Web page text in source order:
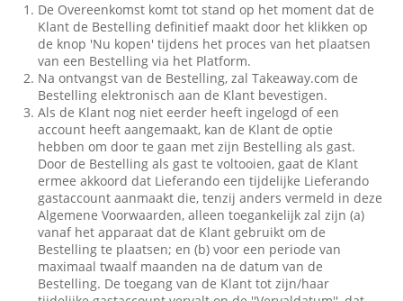
De Overeenkomst komt tot stand op het moment dat de
Klant de Bestelling definitief maakt door het klikken op
de knop 'Nu kopen' tijdens het proces van het plaatsen
van een Bestelling via het Platform.
Na ontvangst van de Bestelling, zal Takeaway.com de
Bestelling elektronisch aan de Klant bevestigen.
Als de Klant nog niet eerder heeft ingelogd of een
account heeft aangemaakt, kan de Klant de optie
hebben om door te gaan met zijn Bestelling als gast.
Door de Bestelling als gast te voltooien, gaat de Klant
ermee akkoord dat Lieferando een tijdelijke Lieferando
gastaccount aanmaakt die, tenzij anders vermeld in deze
Algemene Voorwaarden, alleen toegankelijk zal zijn (a)
vanaf het apparaat dat de Klant gebruikt om de
Bestelling te plaatsen; en (b) voor een periode van
maximaal twaalf maanden na de datum van de
Bestelling. De toegang van de Klant tot zijn/haar